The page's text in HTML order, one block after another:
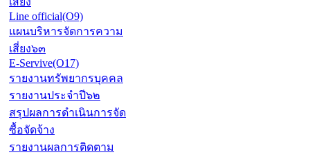
Line official(O9)
แผนบริหารจัดการความ
เสี่ยง๖๓
E-Servive(O17)
รายงานทรัพยากรบุคคล
รายงานประจำปี๖๒
สรุปผลการดำเนินการจัด
ซื้อจัดจ้าง
รายงานผลการติดตาม